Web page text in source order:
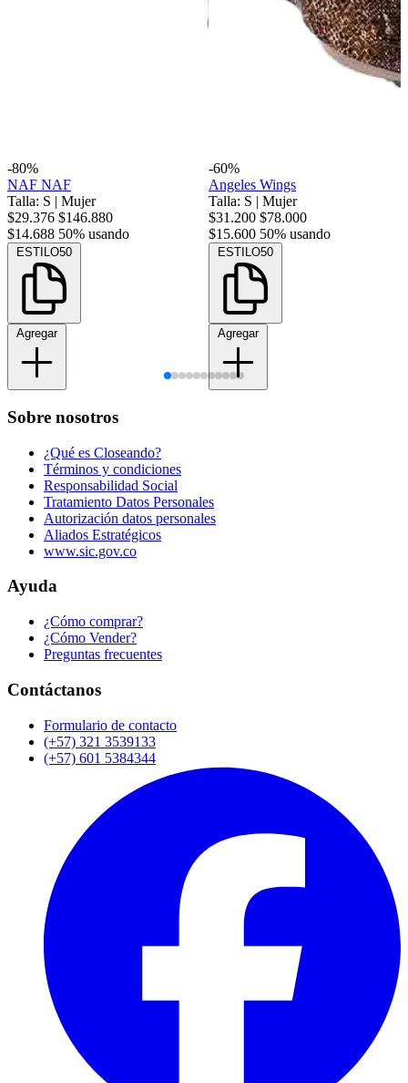
-80%
NAF NAF
Talla: S | Mujer
$29.376 $146.880
$14.688 50% usando
ESTILO50
Agregar
-60%
Angeles Wings
Talla: S | Mujer
$31.200 $78.000
$15.600 50% usando
ESTILO50
Agregar
Sobre nosotros
¿Qué es Closeando?
Términos y condiciones
Responsabilidad Social
Tratamiento Datos Personales
Autorización datos personales
Aliados Estratégicos
www.sic.gov.co
Ayuda
¿Cómo comprar?
¿Cómo Vender?
Preguntas frecuentes
Contáctanos
Formulario de contacto
(+57) 321 3539133
(+57) 601 5384344